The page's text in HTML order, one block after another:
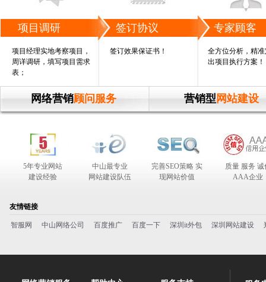
项目调研
项目经理实地考察项目，
周详调研，填写项目需求
表；
签订协议
签订效果保证书！
专家顾客
全方位分析，精
出项目执行方案！
网络营销顾问服务 营销型 网站建设
5年专业网站
建设经验
中山最专业
网站建设队伍
完善SEO策略 实
现网站价值
质量 服务 诚
AAA企业
友情链接
智服网 中山网络公司 百度推广 百度一下 深圳it外包 深圳网站建设